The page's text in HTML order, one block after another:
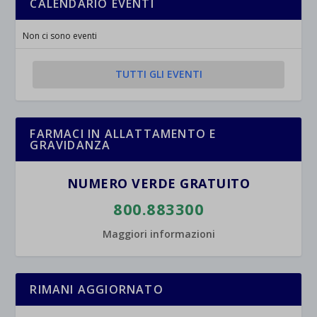
CALENDARIO EVENTI
Non ci sono eventi
TUTTI GLI EVENTI
FARMACI IN ALLATTAMENTO E
GRAVIDANZA
NUMERO VERDE GRATUITO
800.883300
Maggiori informazioni
RIMANI AGGIORNATO
Mostra dettagli